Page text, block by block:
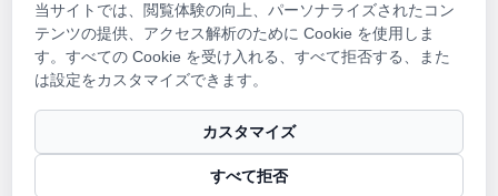
著作権 © Kaixin Pipeline Technologies Co., Ltd. 著作権はすべて留保
されています.
Smart Cloud
当サイトでは、閲覧体験の向上、パーソナライズされたコン
テンツの提供、アクセス解析のために Cookie を使用しま
す。すべての Cookie を受け入れる、すべて拒否する、また
は設定をカスタマイズできます。
カスタマイズ
すべて拒否